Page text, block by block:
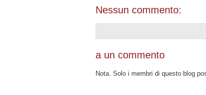
Nessun commento:
a un commento
Nota. Solo i membri di questo blog